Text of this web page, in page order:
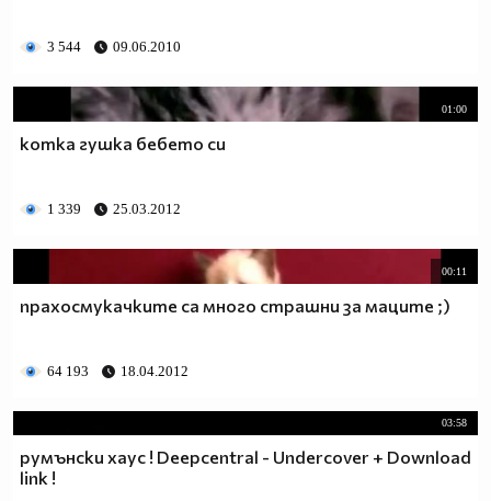
3 544 09.06.2010
01:00
котка гушка бебето си
1 339 25.03.2012
00:11
прахосмукачките са много страшни за маците ;)
64 193 18.04.2012
03:58
румънски хаус ! Deepcentral - Undercover + Download
link !